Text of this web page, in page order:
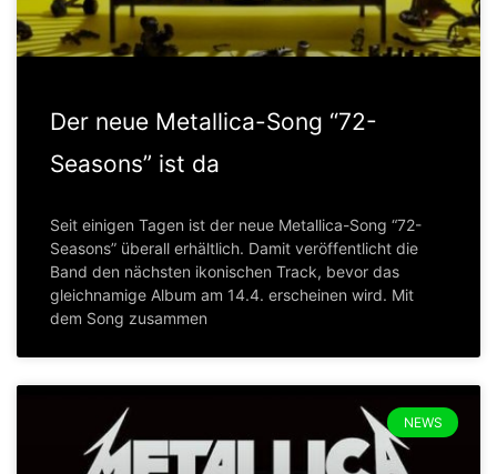
Der neue Metallica-Song “72-
Seasons” ist da
Seit einigen Tagen ist der neue Metallica-Song “72-
Seasons” überall erhältlich. Damit veröffentlicht die
Band den nächsten ikonischen Track, bevor das
gleichnamige Album am 14.4. erscheinen wird. Mit
dem Song zusammen
NEWS